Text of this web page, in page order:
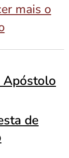
mais o
Apóstolo
de